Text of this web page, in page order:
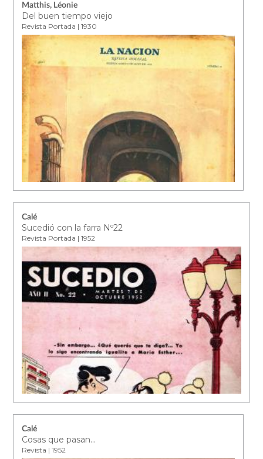
Matthis, Léonie
Del buen tiempo viejo
Revista Portada | 1930
Calé
Sucedió con la farra Nº22
Revista Portada | 1952
Calé
Cosas que pasan...
Revista | 1952